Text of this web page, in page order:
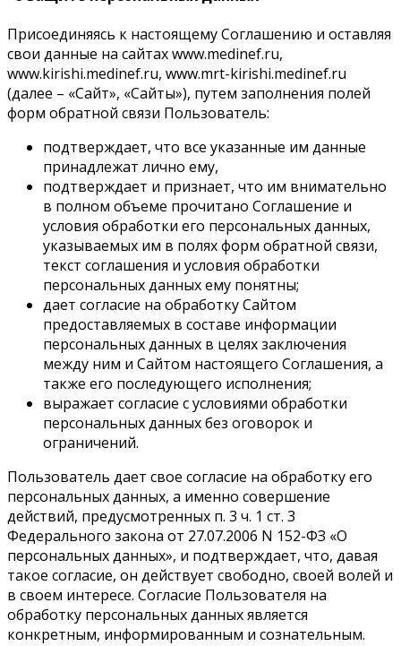
Присоединяясь к настоящему Соглашению и оставляя
свои данные на cайтах www.medinef.ru,
www.kirishi.medinef.ru, www.mrt-kirishi.medinef.ru
(далее – «Сайт», «Сайты»), путем заполнения полей
форм обратной связи Пользователь:
подтверждает, что все указанные им данные
принадлежат лично ему,
подтверждает и признает, что им внимательно
в полном объеме прочитано Соглашение и
условия обработки его персональных данных,
указываемых им в полях форм обратной связи,
текст соглашения и условия обработки
персональных данных ему понятны;
дает согласие на обработку Сайтом
предоставляемых в составе информации
персональных данных в целях заключения
между ним и Сайтом настоящего Соглашения, а
также его последующего исполнения;
выражает согласие с условиями обработки
персональных данных без оговорок и
ограничений.
Пользователь дает свое согласие на обработку его
персональных данных, а именно совершение
действий, предусмотренных п. 3 ч. 1 ст. 3
Федерального закона от 27.07.2006 N 152-ФЗ «О
персональных данных», и подтверждает, что, давая
такое согласие, он действует свободно, своей волей и
в своем интересе. Согласие Пользователя на
обработку персональных данных является
конкретным, информированным и сознательным.